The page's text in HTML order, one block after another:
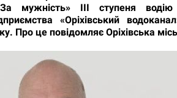
мужність» III ступеня водію
«Оріхівський
Про це повідомляє Оріхівська